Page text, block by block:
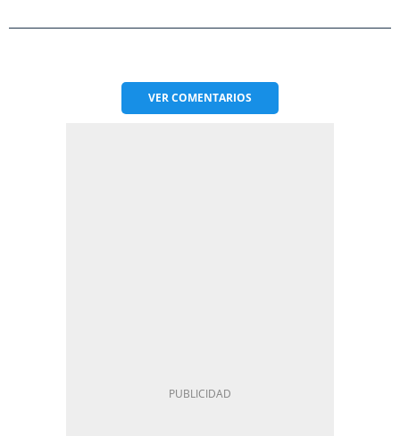
VERCOMENTARIOS